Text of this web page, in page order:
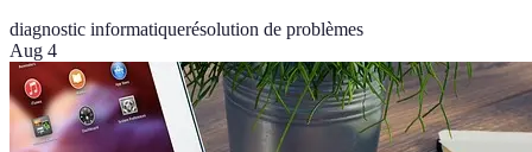
diagnostic informatiquerésolution de problèmes
Aug 4